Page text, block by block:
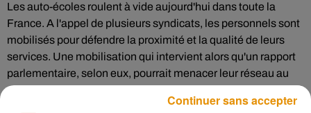
Les auto-écoles roulent à vide aujourd'hui dans toute la
France. A l'appel de plusieurs syndicats, les personnels sont
mobilisés pour défendre la proximité et la qualité de leurs
services. Une mobilisation qui intervient alors qu'un rapport
parlementaire, selon eux, pourrait menacer leur réseau au
profit de plateformes en ligne, offrant des services similaires.
Ces derniers craignent une uberisation de leur métier et des
Continuer sans accepter